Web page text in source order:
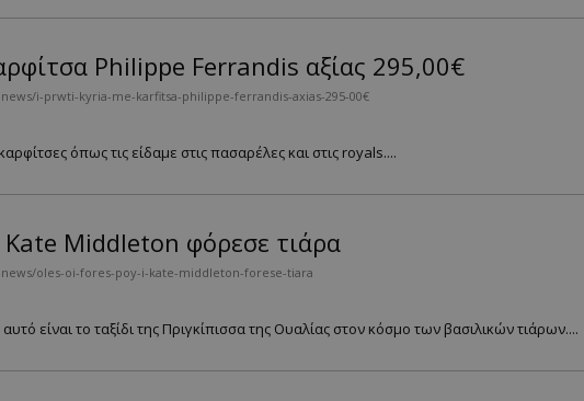
Philippe Ferrandis αξίας 295,00€
i-prwti-kyria-me-karfitsa-philippe-ferrandis-axias-295-00€
όπως τις είδαμε στις πασαρέλες και στις royals....
Middleton φόρεσε τιάρα
oles-oi-fores-poy-i-kate-middleton-forese-tiara
είναι το ταξίδι της Πριγκίπισσα της Ουαλίας στον κόσμο των βασιλικών τιάρων....